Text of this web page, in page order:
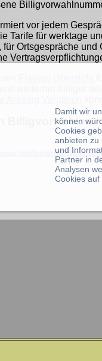
vor jedem
Tarife für werktage
Ortsgespräche
weiterhin billiger
Aresing Vergleich
Billigvorwahlen
Damit wir
können
Cookies
anbieten zu
und
Partner in
Analysen
Cookies